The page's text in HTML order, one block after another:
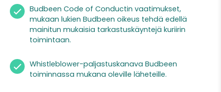
Budbeen Code of Conductin vaatimukset,
mukaan lukien Budbeen oikeus tehdä edellä
mainitun mukaisia tarkastuskäyntejä kuriirin
toimintaan.
Whistleblower-paljastuskanava Budbeen
toiminnassa mukana oleville läheteille.